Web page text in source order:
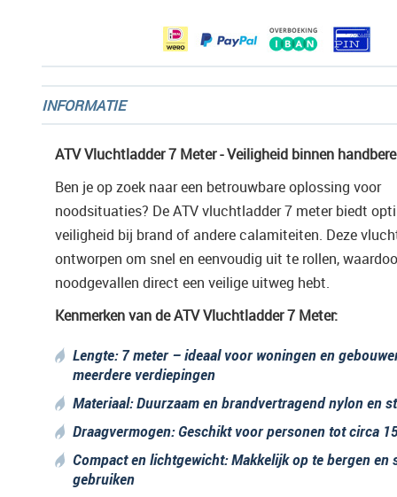
INFORMATIE
ATV Vluchtladder 7 Meter - Veiligheid binnen
Ben je op zoek naar een betrouwbare oplossing voor
noodsituaties? De ATV vluchtladder 7 meter biedt
veiligheid bij brand of andere calamiteiten. Deze
ontworpen om snel en eenvoudig uit te rollen,
noodgevallen direct een veilige uitweg hebt.
Kenmerken van de ATV Vluchtladder 7 Meter:
Lengte: 7 meter – ideaal voor woningen en
meerdere verdiepingen
Materiaal: Duurzaam en brandvertragend nylon en
Draagvermogen: Geschikt voor personen tot circa
Compact en lichtgewicht: Makkelijk op te bergen en
gebruiken